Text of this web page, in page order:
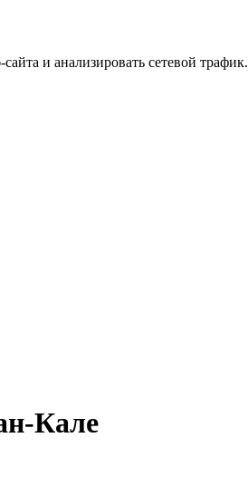
и анализировать сетевой трафик.
Кале